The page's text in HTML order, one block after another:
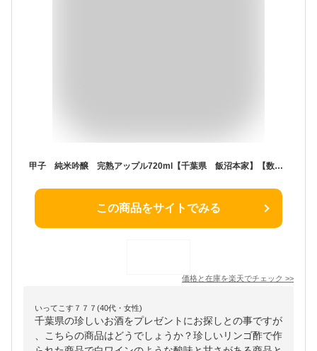
甲子 純米吟醸 完熟アップル720ml【千葉県 飯沼本家】【数量限定】【秋酒】
この商品をサイトでみる
価格と在庫を楽天でチェック >>
いってこす７７７(40代・女性)
千葉県の珍しいお酒をプレゼントにお探しとの事ですが
、こちらの商品はどうでしょうか？珍しいリンゴ酢で作